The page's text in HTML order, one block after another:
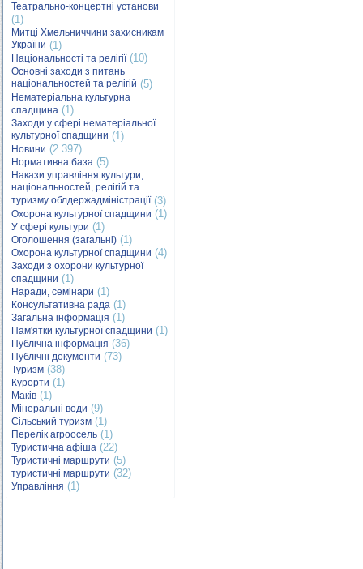
Театрально-концертні установи
(1)
Митці Хмельниччини захисникам
України (1)
Національності та релігії(10)
Основні заходи з питань
національностей та релігій (5)
Нематеріальна культурна
спадщина (1)
Заходи у сфері нематеріальної
культурної спадщини (1)
Новини (2 397)
Нормативна база (5)
Накази управління культури,
національностей, релігій та
туризму облдержадміністрації(3)
Охорона культурної спадщини (1)
У сфері культури (1)
Оголошення (загальні) (1)
Охорона культурної спадщини (4)
Заходи з охорони культурної
спадщини (1)
Наради, семінари (1)
Консультативна рада (1)
Загальна інформація (1)
Пам'ятки культурної спадщини (1)
Публічна інформація (36)
Публічні документи (73)
Туризм (38)
Курорти (1)
Маків (1)
Мінеральні води (9)
Сільський туризм (1)
Перелік агроосель (1)
Туристична афіша (22)
Туристичні маршрути (5)
туристичні маршрути (32)
Управління (1)